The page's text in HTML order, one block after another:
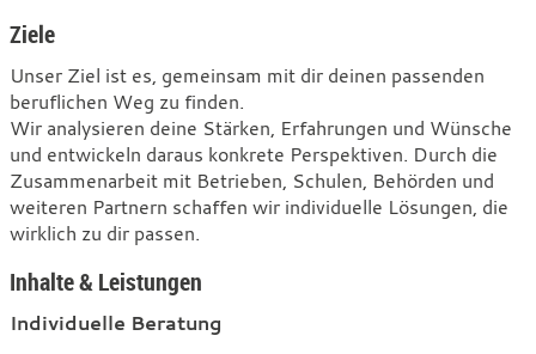
Ziele
Unser Ziel ist es, gemeinsam mit dir deinen passenden
beruflichen Weg zu finden.
Wir analysieren deine Stärken, Erfahrungen und Wünsche
und entwickeln daraus konkrete Perspektiven. Durch die
Zusammenarbeit mit Betrieben, Schulen, Behörden und
weiteren Partnern schaffen wir individuelle Lösungen, die
wirklich zu dir passen.
Inhalte & Leistungen
Individuelle Beratung